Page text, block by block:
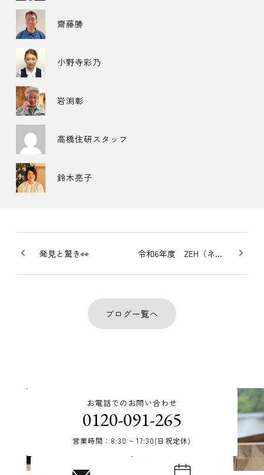
齋藤勝
小野寺彩乃
岩渕彰
高橋住研スタッフ
鈴木亮子
発見と驚き👀 令和6年度 ZEH（ネット・エネルギー・ハウス）の実績報告
ブログ一覧へ
お電話でのお問い合わせ
0120-091-265
営業時間：8:30 ~ 17:30(日祝定休)